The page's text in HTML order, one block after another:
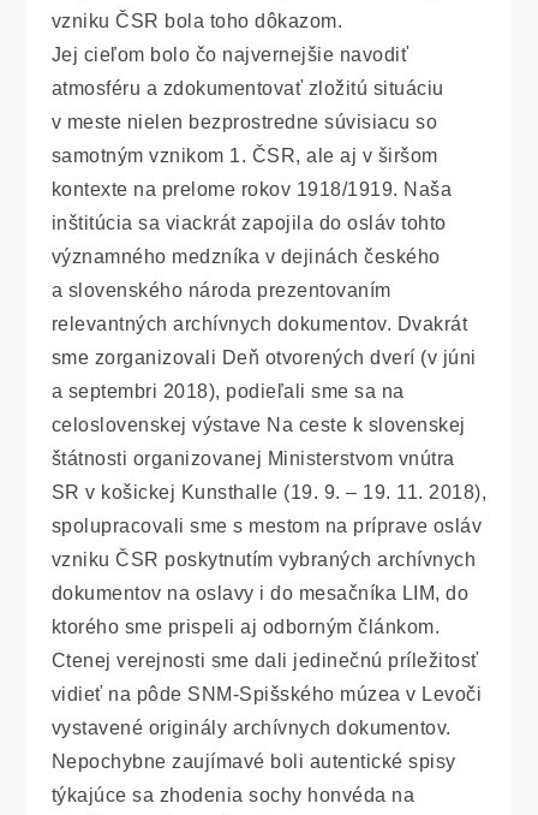
vzniku ČSR bola toho dôkazom.
Jej cieľom bolo čo najvernejšie navodiť
atmosféru a zdokumentovať zložitú situáciu
v meste nielen bezprostredne súvisiacu so
samotným vznikom 1. ČSR, ale aj v širšom
kontexte na prelome rokov 1918/1919. Naša
inštitúcia sa viackrát zapojila do osláv tohto
významného medzníka v dejinách českého
a slovenského národa prezentovaním
relevantných archívnych dokumentov. Dvakrát
sme zorganizovali Deň otvorených dverí (v júni
a septembri 2018), podieľali sme sa na
celoslovenskej výstave Na ceste k slovenskej
štátnosti organizovanej Ministerstvom vnútra
SR v košickej Kunsthalle (19. 9. – 19. 11. 2018),
spolupracovali sme s mestom na príprave osláv
vzniku ČSR poskytnutím vybraných archívnych
dokumentov na oslavy i do mesačníka LIM, do
ktorého sme prispeli aj odborným článkom.
Ctenej verejnosti sme dali jedinečnú príležitosť
vidieť na pôde SNM-Spišského múzea v Levoči
vystavené originály archívnych dokumentov.
Nepochybne zaujímavé boli autentické spisy
týkajúce sa zhodenia sochy honvéda na